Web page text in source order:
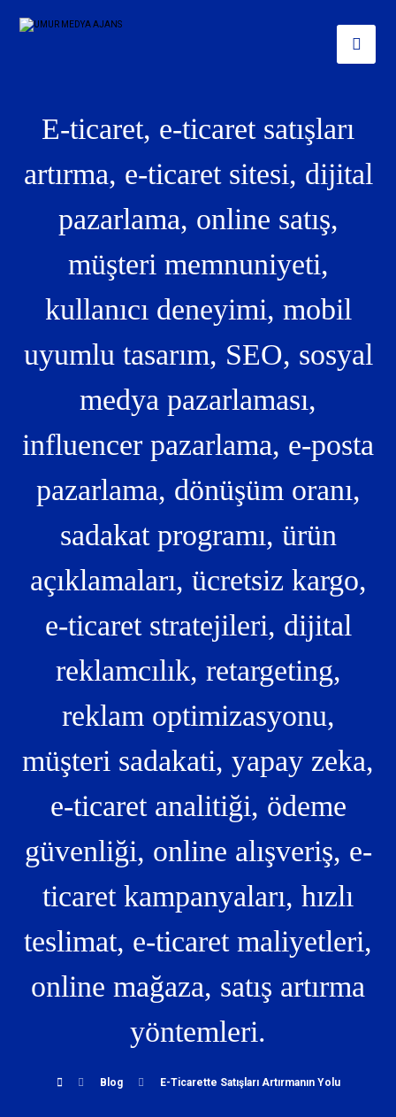
E-ticaret, e-ticaret satışları
artırma, e-ticaret sitesi, dijital
pazarlama, online satış,
müşteri memnuniyeti,
kullanıcı deneyimi, mobil
uyumlu tasarım, SEO, sosyal
medya pazarlaması,
influencer pazarlama, e-posta
pazarlama, dönüşüm oranı,
sadakat programı, ürün
açıklamaları, ücretsiz kargo,
e-ticaret stratejileri, dijital
reklamcılık, retargeting,
reklam optimizasyonu,
müşteri sadakati, yapay zeka,
e-ticaret analitiği, ödeme
güvenliği, online alışveriş, e-
ticaret kampanyaları, hızlı
teslimat, e-ticaret maliyetleri,
online mağaza, satış artırma
yöntemleri.
Blog E-Ticarette Satışları Artırmanın Yolu